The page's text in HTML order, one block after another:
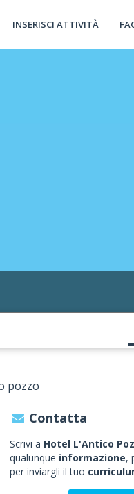
INSERISCI ATTIVITÀ
pozzo
Contatta
Scrivi a Hotel L'Antico
qualunque informazione,
per inviargli il tuo